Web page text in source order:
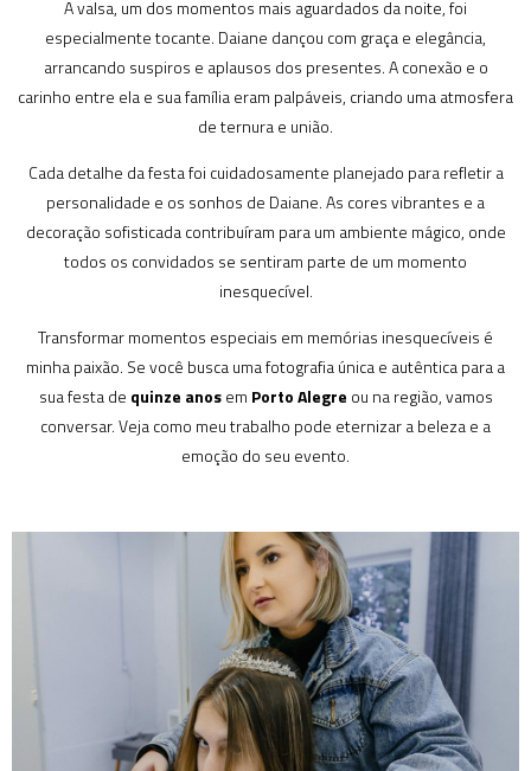
A valsa, um dos momentos mais aguardados da noite, foi
especialmente tocante. Daiane dançou com graça e elegância,
arrancando suspiros e aplausos dos presentes. A conexão e o
carinho entre ela e sua família eram palpáveis, criando uma atmosfera
de ternura e união.
Cada detalhe da festa foi cuidadosamente planejado para refletir a
personalidade e os sonhos de Daiane. As cores vibrantes e a
decoração sofisticada contribuíram para um ambiente mágico, onde
todos os convidados se sentiram parte de um momento
inesquecível.
Transformar momentos especiais em memórias inesquecíveis é
minha paixão. Se você busca uma fotografia única e autêntica para a
sua festa de quinze anosem Porto Alegre ou na região, vamos
conversar. Veja como meu trabalho pode eternizar a beleza e a
emoção do seu evento.